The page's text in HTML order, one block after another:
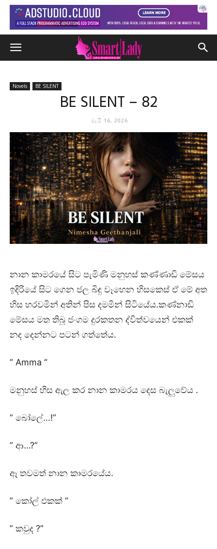
Novels BE SILENT
BE SILENT – 82
මැයි 16, 2026
නාන කාමරයේ සිට පැමිණි මනුහස් කණ්ණාඩි මේසය
ඉදිරියේ සිට ගෙන ජල බිඳු වෑහෙන හිසකෙස් ඒ මේ අත
හිස හරවමින් අතින් පිස දමමින් සිටියේය.කණ්නාඩි
මේසය මත තිබූ ජංගම දුරකතන ද්විත්වයෙන් එකක්
නද දෙන්නට පටන් ගත්තේය.
” Amma “
මනුහස් හිස ඇල කර නාන කාමරය දෙස බැලුවේය .
” බෝලේ…!”
” ආ…?”
ඈ තවමත් නාන කාමරයේය.
” කෝල් එකක් “
” කවුද ?”